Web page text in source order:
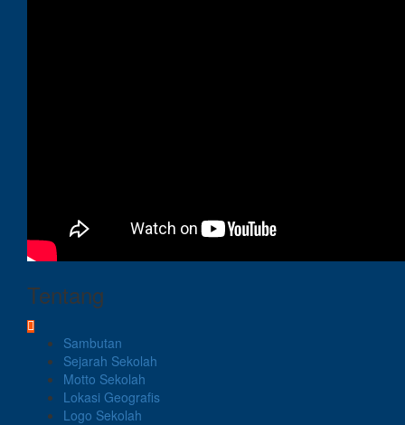
Tentang
Sambutan
Sejarah Sekolah
Motto Sekolah
Lokasi Geografis
Logo Sekolah